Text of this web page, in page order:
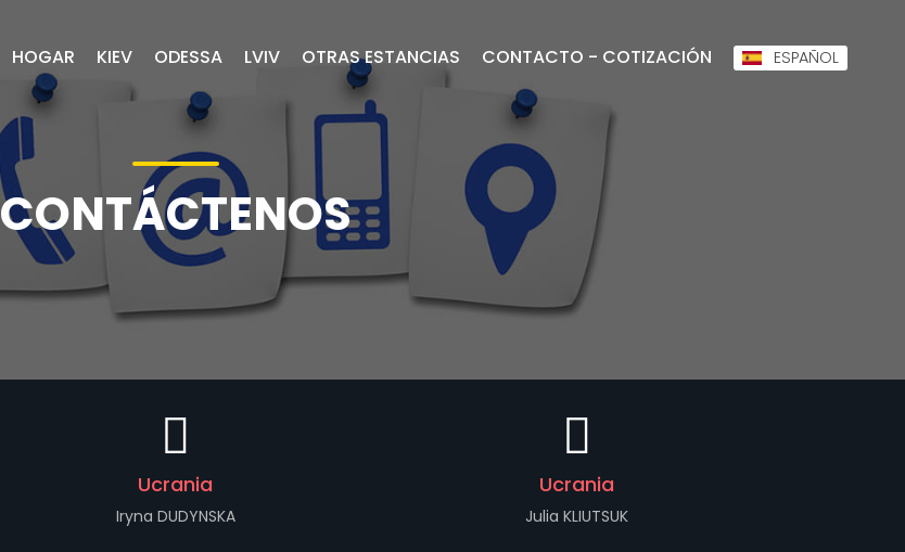
CONTÁCTENOS
Ucrania
Iryna DUDYNSKA
Ucrania
Julia KLIUTSUK
HOGAR KIEV ODESSA LVIV OTRAS ESTANCIAS CONTACTO - COTIZACIÓN ESPAÑOL